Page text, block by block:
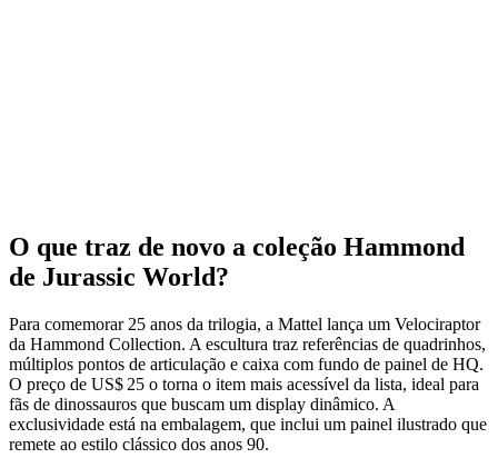
O que traz de novo a coleção Hammond
de Jurassic World?
Para comemorar 25 anos da trilogia, a Mattel lança um Velociraptor
da Hammond Collection. A escultura traz referências de quadrinhos,
múltiplos pontos de articulação e caixa com fundo de painel de HQ.
O preço de US$ 25 o torna o item mais acessível da lista, ideal para
fãs de dinossauros que buscam um display dinâmico. A
exclusividade está na embalagem, que inclui um painel ilustrado que
remete ao estilo clássico dos anos 90.